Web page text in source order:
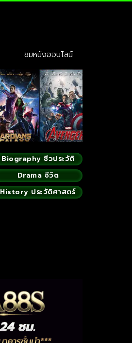
ชมหนังออนไลน์
Biography ชีวประวัติ
Drama ชีวิต
History ประวัติศาสตร์